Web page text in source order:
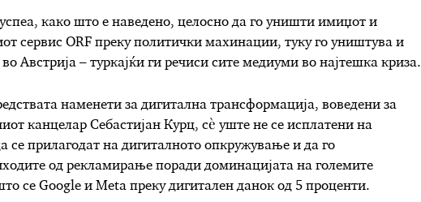
како што е наведено, целосно да го уништи имиџот и
сервис ORF преку политички махинации, туку го уништува и
Австрија – туркајќи ги речиси сите медиуми во најтешка криза.
наменети за дигитална трансформација, воведени за
канцелар Себастијан Курц, сè уште не се исплатени на
се прилагодат на дигиталното опкружување и да го
од рекламирање поради доминацијата на големите
се Google и Meta преку дигитален данок од 5 проценти.